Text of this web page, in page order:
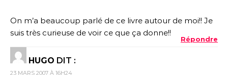
On m’a beaucoup parlé de ce livre autour de moi!! Je
suis très curieuse de voir ce que ça donne!!
Répondre
HUGO DIT :
23 MARS 2007 À 16H24